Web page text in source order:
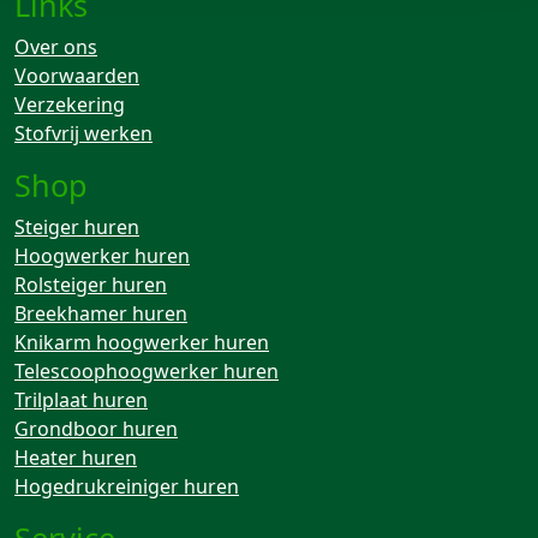
Over ons
Voorwaarden
Verzekering
Stofvrij werken
Shop
Steiger huren
Hoogwerker huren
Rolsteiger huren
Breekhamer huren
Knikarm hoogwerker huren
Telescoophoogwerker huren
Trilplaat huren
Grondboor huren
Heater huren
Hogedrukreiniger huren